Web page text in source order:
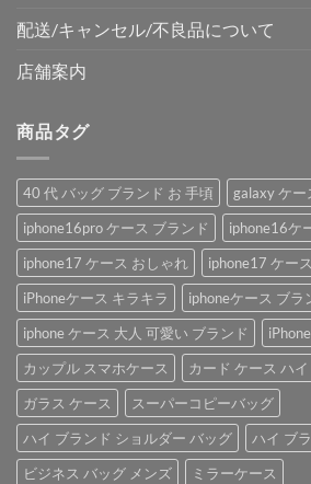
配送/キャンセル/不良品について
店舗案内
商品タグ
40 代 バッグ ブランド お 手頃
galaxy ケー
iphone16pro ケース ブランド
iphone16ケ
iphone17 ケース おしゃれ
iphone17 ケー
iPhoneケース キラキラ
iphoneケース ブラ
iphone ケース 大人 可愛い ブランド
カップル スマホケース
カード ケース ハ
ガラス ケース
スーパーコピーバッグ
ハイ ブランド ショルダー バッグ
ハイ ブ
ビジネス バッグ メンズ
ミラーケース